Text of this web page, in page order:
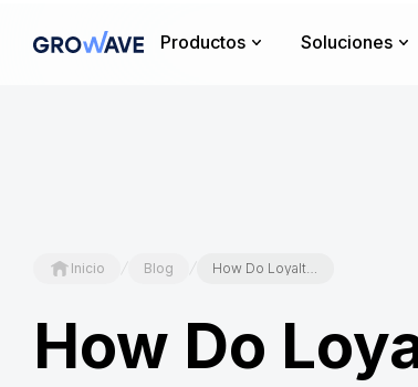
Productos Soluciones
Inicio / Blog / How Do Loyalty Programs Make Money
How Do